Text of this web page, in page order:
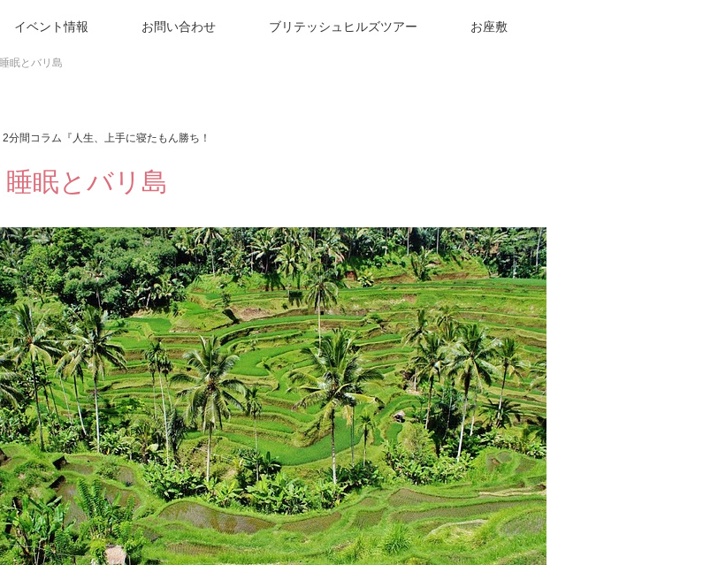
イベント情報 お問い合わせ ブリテッシュヒルズツアー お座敷
眠とバリ島
2分間コラム『人生、上手に寝たもん勝ち！
眠とバリ島